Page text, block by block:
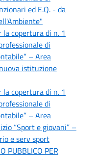
ed E.Q. - da
copertura di n. 1
di
– Area
istituzione
copertura di n. 1
di
– Area
“Sport e giovani” –
e serv sport
PUBBLICO PER